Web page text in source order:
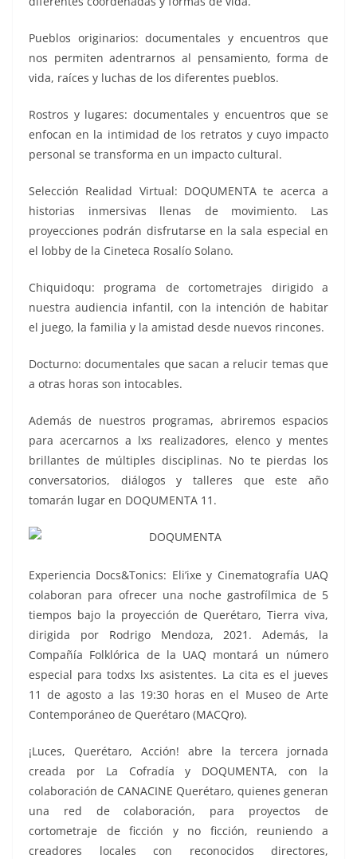
Pueblos originarios: documentales y encuentros que
nos permiten adentrarnos al pensamiento, forma de
vida, raíces y luchas de los diferentes pueblos.
Rostros y lugares: documentales y encuentros que se
enfocan en la intimidad de los retratos y cuyo impacto
personal se transforma en un impacto cultural.
Selección Realidad Virtual: DOQUMENTA te acerca a
historias inmersivas llenas de movimiento. Las
proyecciones podrán disfrutarse en la sala especial en
el lobby de la Cineteca Rosalío Solano.
Chiquidoqu: programa de cortometrajes dirigido a
nuestra audiencia infantil, con la intención de habitar
el juego, la familia y la amistad desde nuevos rincones.
Docturno: documentales que sacan a relucir temas que
a otras horas son intocables.
Además de nuestros programas, abriremos espacios
para acercarnos a lxs realizadores, elenco y mentes
brillantes de múltiples disciplinas. No te pierdas los
conversatorios, diálogos y talleres que este año
tomarán lugar en DOQUMENTA 11.
Experiencia Docs&Tonics: Eli’ixe y Cinematografía UAQ
colaboran para ofrecer una noche gastrofílmica de 5
tiempos bajo la proyección de Querétaro, Tierra viva,
dirigida por Rodrigo Mendoza, 2021. Además, la
Compañía Folklórica de la UAQ montará un número
especial para todxs lxs asistentes. La cita es el jueves
11 de agosto a las 19:30 horas en el Museo de Arte
Contemporáneo de Querétaro (MACQro).
¡Luces, Querétaro, Acción! abre la tercera jornada
creada por La Cofradía y DOQUMENTA, con la
colaboración de CANACINE Querétaro, quienes generan
una red de colaboración, para proyectos de
cortometraje de ficción y no ficción, reuniendo a
creadores locales con reconocidos directores,